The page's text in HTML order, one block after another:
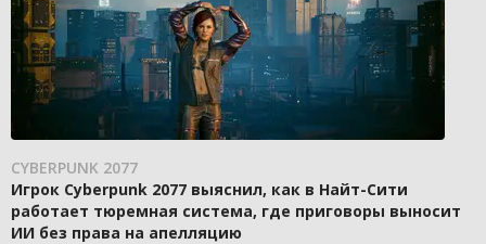
CYBERPUNK 2077
Игрок Cyberpunk 2077 выяснил, как в Найт-Сити
работает тюремная система, где приговоры выносит
ИИ без права на апелляцию